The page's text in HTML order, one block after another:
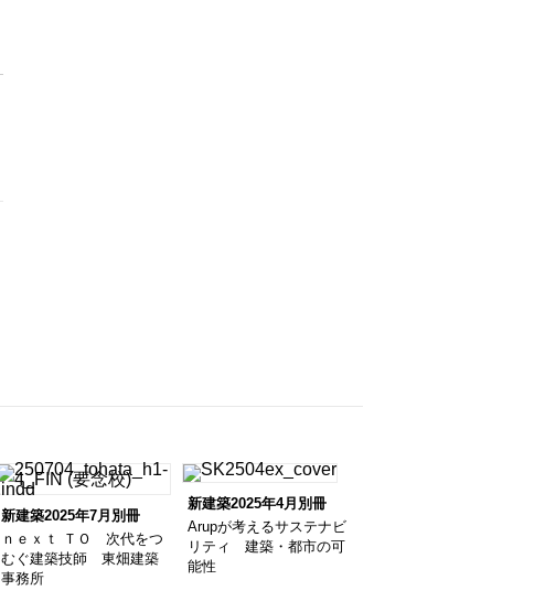
新建築2025年7月別冊
ｎｅｘｔ ＴＯ 次代をつ
むぐ建築技師 東畑建築
事務所
新建築2025年4月別冊
Arupが考えるサステナビ
リティ 建築・都市の可
能性